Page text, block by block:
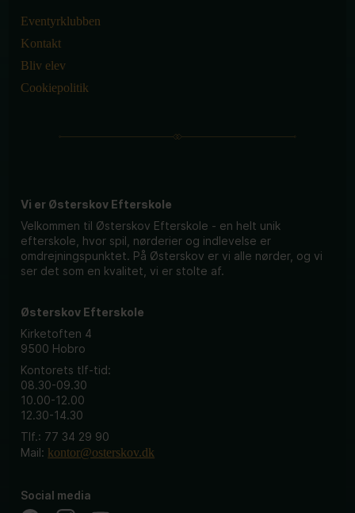
Eventyrklubben
Kontakt
Bliv elev
Cookiepolitik
Vi er Østerskov Efterskole
Velkommen til Østerskov Efterskole - en helt unik
efterskole, hvor spil, nørderier og indlevelse er
omdrejningspunktet. På Østerskov er vi alle nørder, og vi
ser det som en kvalitet, vi er stolte af.
Østerskov Efterskole
Kirketoften 4
9500 Hobro
Kontorets tlf-tid:
08.30-09.30
10.00-12.00
12.30-14.30
Tlf.: 77 34 29 90
Mail: kontor@osterskov.dk
Social media